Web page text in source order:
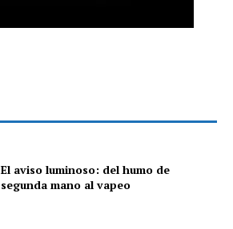
El aviso luminoso: del humo de
segunda mano al vapeo